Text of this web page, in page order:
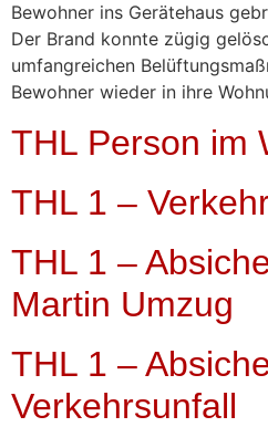
Bewohner ins Gerätehaus
Der Brand konnte zügig
umfangreichen
Bewohner wieder in ihre
THL Person im
THL 1 –
THL 1 –
Martin Umzug
THL 1 –
Verkehrsunfall